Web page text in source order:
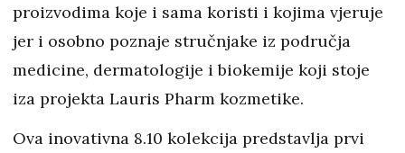
proizvodima koje i sama koristi i kojima vjeruje
jer i osobno poznaje stručnjake iz područja
medicine, dermatologije i biokemije koji stoje
iza projekta Lauris Pharm kozmetike.
Ova inovativna 8.10 kolekcija predstavlja prvi